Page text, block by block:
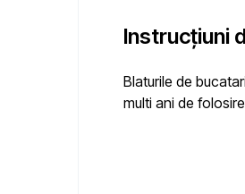
Instrucțiuni
Blaturile de
multi ani de